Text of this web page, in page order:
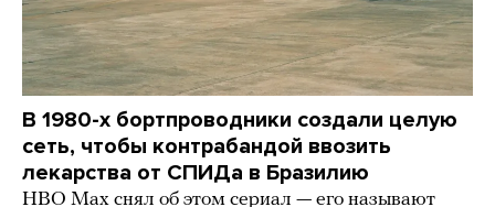
В 1980-х бортпроводники создали целую
сеть, чтобы контрабандой ввозить
лекарства от СПИДа в Бразилию
HBO Max снял об этом сериал — его называют